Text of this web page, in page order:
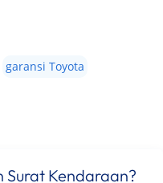
garansi Toyota
Surat Kendaraan?